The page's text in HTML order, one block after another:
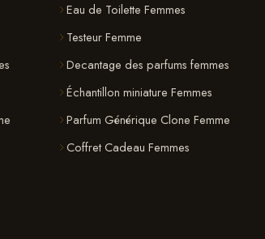
Eau de Toilette Femmes
Testeur Femme
Decantage des parfums femmes
Échantillon miniature Femmes
Parfum Générique Clone Femme
Coffret Cadeau Femmes